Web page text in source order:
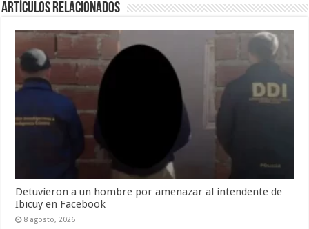
Artículos Relacionados
Detuvieron a un hombre por amenazar al intendente de
Ibicuy en Facebook
8 agosto, 2026